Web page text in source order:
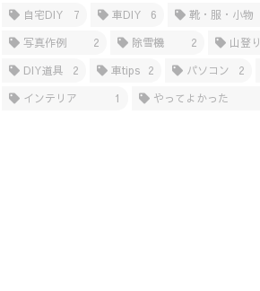
自宅DIY 7 車DIY 6 靴・服・小物
写真作例
2 除雪機 2 山登り
DIY道具
2 車tips 2 パソコン 2
インテリア
1 やってよかった